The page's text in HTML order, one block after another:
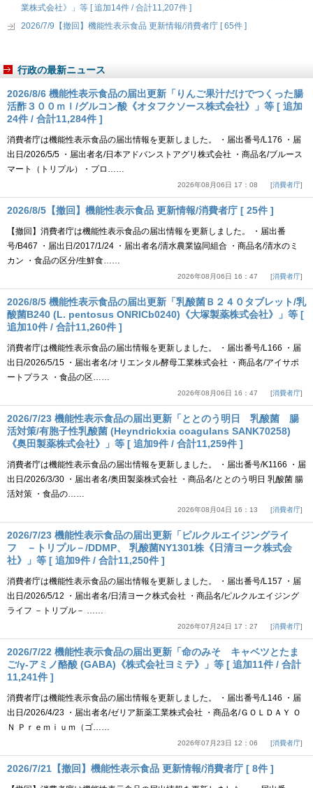
業株式会社》」等 [ 追加14件 / 合計11,207件 ]
2026/7/9【撤回】機能性表示食品 更新情報/消費者庁 [ 65件 ]
行政の最新ニュース
2026/8/6 機能性表示食品の届出更新「りんご果汁だけでつくった腸
活酢３００ｍｌ/グルコン酸《オタフクソース株式会社》」等 [ 追加
24件 / 合計11,284件 ]
消費者庁は機能性表示食品の届出情報を更新しました。 ・届出番号/L176 ・届
出日/2026/5/5 ・届出者名/日本アドバンストアグリ株式会社 ・商品名/ブルース
マート（トリプル）・プロ……
2026年08月06日 17：08 消費者庁
2026/8/5【撤回】機能性表示食品 更新情報/消費者庁 [ 25件 ]
【撤回】消費者庁は機能性表示食品の届出情報を更新しました。 ・届出番
号/B467 ・届出日/2017/1/24 ・届出者名/清水農業協同組合 ・商品名/清水のミ
カン ・食品の区分/生鮮食……
2026年08月06日 16：47 消費者庁
2026/8/5 機能性表示食品の届出更新「乳酸菌Ｂ２４０タブレット/乳
酸菌B240 (L. pentosus ONRICb0240)《大塚製薬株式会社》」等 [
追加10件 / 合計11,260件 ]
消費者庁は機能性表示食品の届出情報を更新しました。 ・届出番号/L166 ・届
出日/2026/5/15 ・届出者名/オリエンタル酵母工業株式会社 ・商品名/アイサポ
ートプラス ・食品の区……
2026年08月06日 16：47 消費者庁
2026/7/23 機能性表示食品の届出更新「ととのう明日 乳酸菌 腸
活対策/有胞子性乳酸菌 (Heyndrickxia coagulans SANK70258)
《奥田製薬株式会社》」等 [ 追加9件 / 合計11,259件 ]
消費者庁は機能性表示食品の届出情報を更新しました。 ・届出番号/K1166 ・届
出日/2026/3/30 ・届出者名/奥田製薬株式会社 ・商品名/ととのう明日 乳酸菌 腸
活対策 ・食品の……
2026年08月04日 16：13 消費者庁
2026/7/23 機能性表示食品の届出更新「ピルクルエイジングライ
フ －トリプル－/DDMP、 乳酸菌NY1301株《日清ヨーク株式会
社》」等 [ 追加9件 / 合計11,250件 ]
消費者庁は機能性表示食品の届出情報を更新しました。 ・届出番号/L157 ・届
出日/2026/5/12 ・届出者名/日清ヨーク株式会社 ・商品名/ピルクルエイジング
ライフ －トリプル－ ……
2026年07月24日 17：27 消費者庁
2026/7/22 機能性表示食品の届出更新「命のみそ キャベツとたま
ご/γ-アミノ酪酸 (GABA)《株式会社ヨミテ》」等 [ 追加11件 / 合計
11,241件 ]
消費者庁は機能性表示食品の届出情報を更新しました。 ・届出番号/L146 ・届
出日/2026/4/23 ・届出者名/ゼリア新薬工業株式会社 ・商品名/ＧＯＬＤＡＹ Ｏ
Ｎ Ｐｒｅｍｉｕｍ（ゴ……
2026年07月23日 12：06 消費者庁
2026/7/21【撤回】機能性表示食品 更新情報/消費者庁 [ 8件 ]